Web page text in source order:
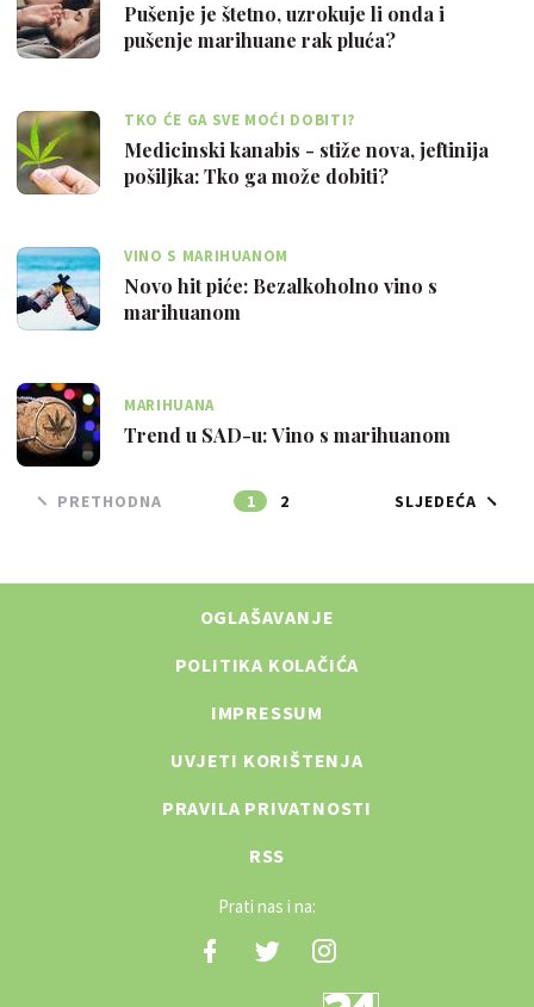
Pušenje je štetno, uzrokuje li onda i
pušenje marihuane rak pluća?
TKO ĆE GA SVE MOĆI DOBITI?
Medicinski kanabis - stiže nova, jeftinija
pošiljka: Tko ga može dobiti?
VINO S MARIHUANOM
Novo hit piće: Bezalkoholno vino s
marihuanom
MARIHUANA
Trend u SAD-u: Vino s marihuanom
PRETHODNA 1 2 SLJEDEĆA
OGLAŠAVANJE
POLITIKA KOLAČIĆA
IMPRESSUM
UVJETI KORIŠTENJA
PRAVILA PRIVATNOSTI
RSS
Prati nas i na: